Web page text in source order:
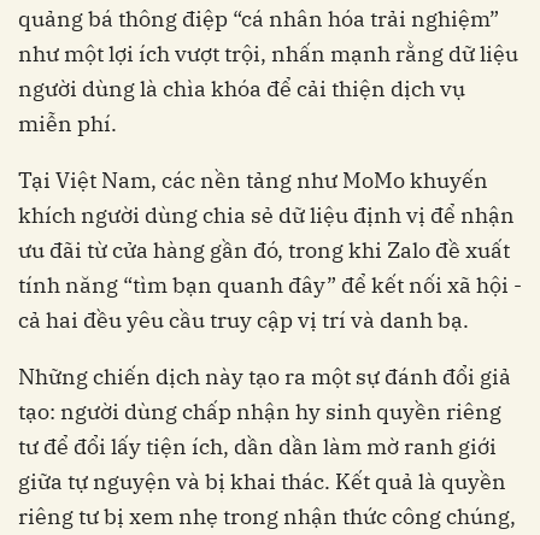
quảng bá thông điệp “cá nhân hóa trải nghiệm”
như một lợi ích vượt trội, nhấn mạnh rằng dữ liệu
người dùng là chìa khóa để cải thiện dịch vụ
miễn phí.
Tại Việt Nam, các nền tảng như MoMo khuyến
khích người dùng chia sẻ dữ liệu định vị để nhận
ưu đãi từ cửa hàng gần đó, trong khi Zalo đề xuất
tính năng “tìm bạn quanh đây” để kết nối xã hội -
cả hai đều yêu cầu truy cập vị trí và danh bạ.
Những chiến dịch này tạo ra một sự đánh đổi giả
tạo: người dùng chấp nhận hy sinh quyền riêng
tư để đổi lấy tiện ích, dần dần làm mờ ranh giới
giữa tự nguyện và bị khai thác. Kết quả là quyền
riêng tư bị xem nhẹ trong nhận thức công chúng,